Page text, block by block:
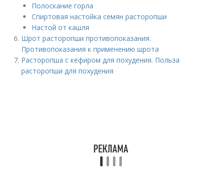
Полоскание горла
Спиртовая настойка семян расторопши
Настой от кашля
Шрот расторопши противопоказания.
Противопоказания к применению шрота
Расторопша с кефиром для похудения. Польза
расторопши для похудения